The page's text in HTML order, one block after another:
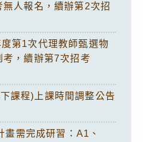
人報名，續辦第2次招
第1次代理教師甄選物
，續辦第7次招考
課程)上課時間調整公告
需完成研習：A1、